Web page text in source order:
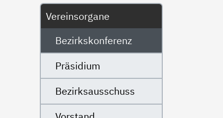
Untermenü
Vereinsorgane
Bezirkskonferenz
Präsidium
Bezirksausschuss